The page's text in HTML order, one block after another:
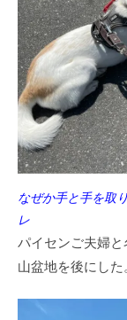
なぜか手と手を取
レ
パイセンご夫婦
山盆地を後にした。